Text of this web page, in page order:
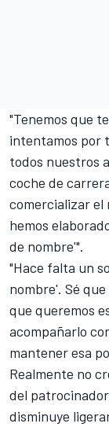
"Tenemos que
intentamos por
todos nuestros
coche de
comercializar el
hemos
de nombre'".
"Hace falta un
nombre'. Sé
que queremos
acompañarlo
mantener esa
Realmente no
del
disminuye